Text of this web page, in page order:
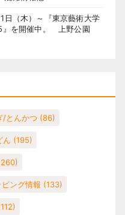
日（木）～『東京藝術大学
』を開催中。 上野公園
/とんかつ (86)
ん (195)
ピング情報 (133)